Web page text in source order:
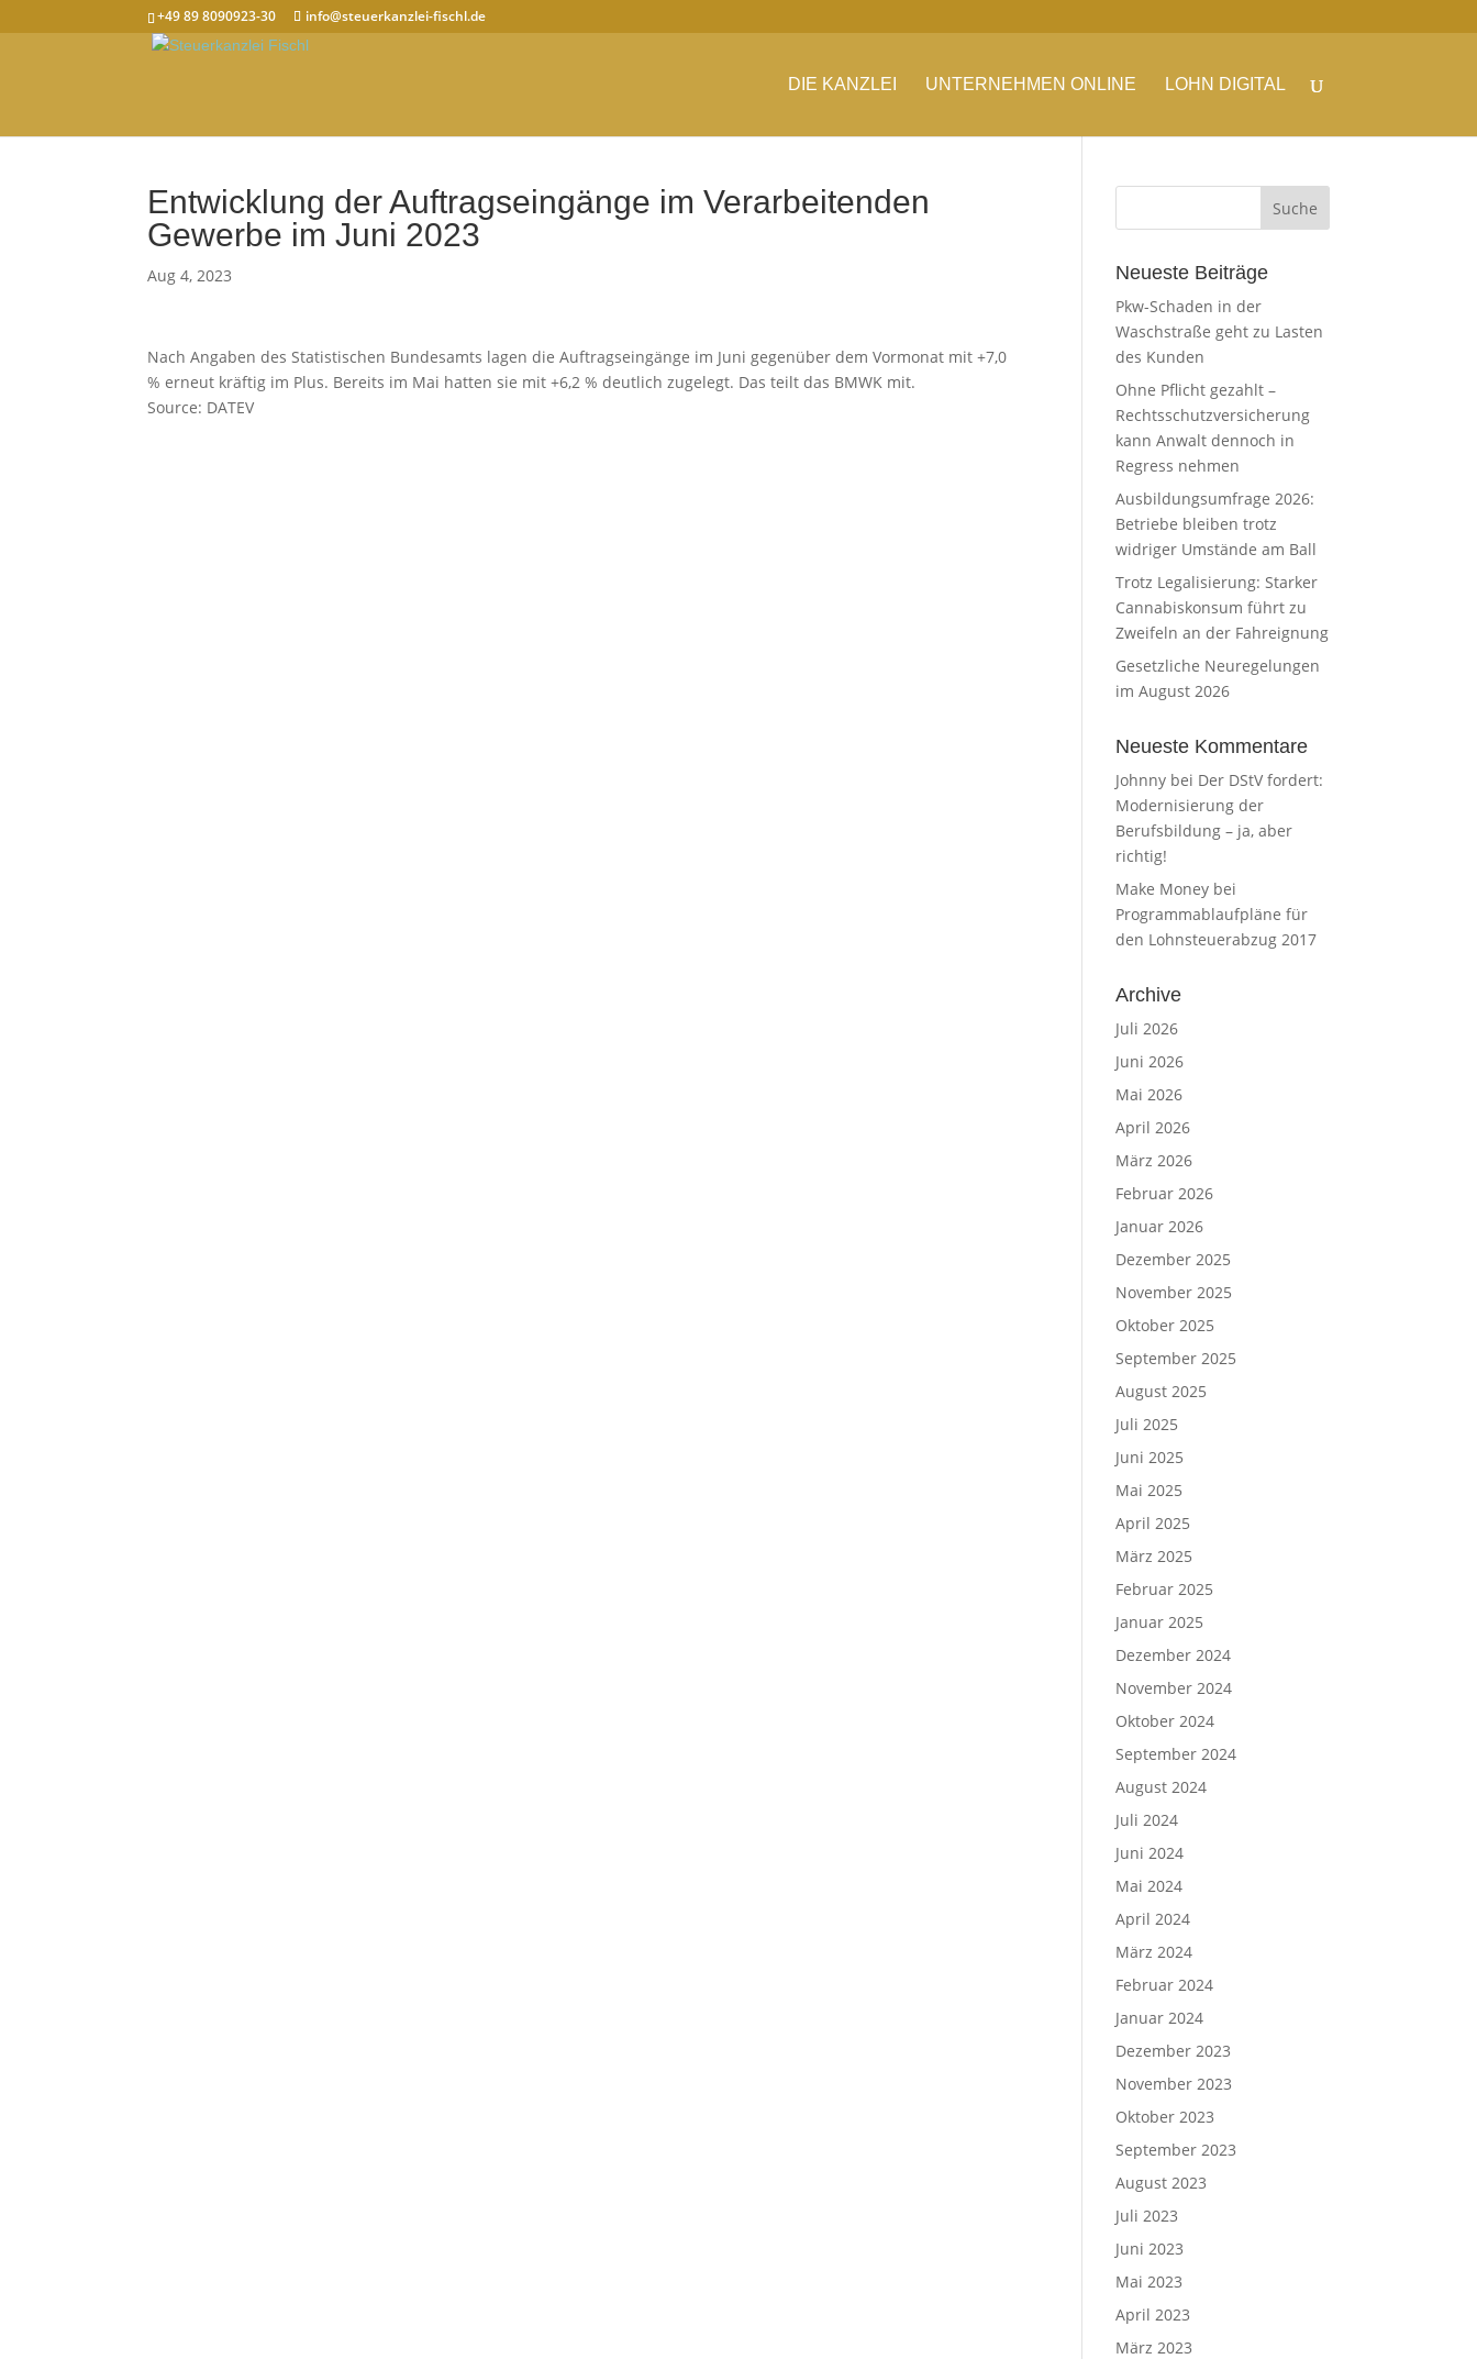
+49 89 8090923-30 info@steuerkanzlei-fischl.de
DIE KANZLEI UNTERNEHMEN ONLINE LOHN DIGITAL
Entwicklung der Auftragseingänge im Verarbeitenden
Gewerbe im Juni 2023
Aug 4, 2023
Nach Angaben des Statistischen Bundesamts lagen die Auftragseingänge im Juni gegenüber dem Vormonat mit +7,0
% erneut kräftig im Plus. Bereits im Mai hatten sie mit +6,2 % deutlich zugelegt. Das teilt das BMWK mit.
Source: DATEV
Neueste Beiträge
Pkw-Schaden in der
Waschstraße geht zu Lasten
des Kunden
Ohne Pflicht gezahlt –
Rechtsschutzversicherung
kann Anwalt dennoch in
Regress nehmen
Ausbildungsumfrage 2026:
Betriebe bleiben trotz
widriger Umstände am Ball
Trotz Legalisierung: Starker
Cannabiskonsum führt zu
Zweifeln an der Fahreignung
Gesetzliche Neuregelungen
im August 2026
Neueste Kommentare
Johnny bei Der DStV fordert:
Modernisierung der
Berufsbildung – ja, aber
richtig!
Make Money bei
Programmablaufpläne für
den Lohnsteuerabzug 2017
Archive
Juli 2026
Juni 2026
Mai 2026
April 2026
März 2026
Februar 2026
Januar 2026
Dezember 2025
November 2025
Oktober 2025
September 2025
August 2025
Juli 2025
Juni 2025
Mai 2025
April 2025
März 2025
Februar 2025
Januar 2025
Dezember 2024
November 2024
Oktober 2024
September 2024
August 2024
Juli 2024
Juni 2024
Mai 2024
April 2024
März 2024
Februar 2024
Januar 2024
Dezember 2023
November 2023
Oktober 2023
September 2023
August 2023
Juli 2023
Juni 2023
Mai 2023
April 2023
März 2023